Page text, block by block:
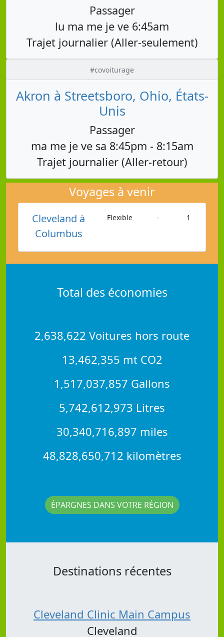
Passager
lu ma me je ve 6:45am
Trajet journalier (Aller-seulement)
#covoiturage
Akron à Streetsboro, Ohio, États-
Unis
Passager
ma me je ve sa 8:45pm - 8:15am
Trajet journalier (Aller-retour)
Voyages à venir
Cleveland à
Columbus
Flexible - 1
Total des économies
2,638,622 Voitures hors route
13,462,355 mt CO2
1,517,037,857 Gallons
5,742,612,973 Litres
30,340,716,897 miles
48,828,650,712 kilomètres
ÉPARGNES DANS VOTRE RÉGION
Destinations récentes
Cleveland Clinic Main Campus
Cleveland